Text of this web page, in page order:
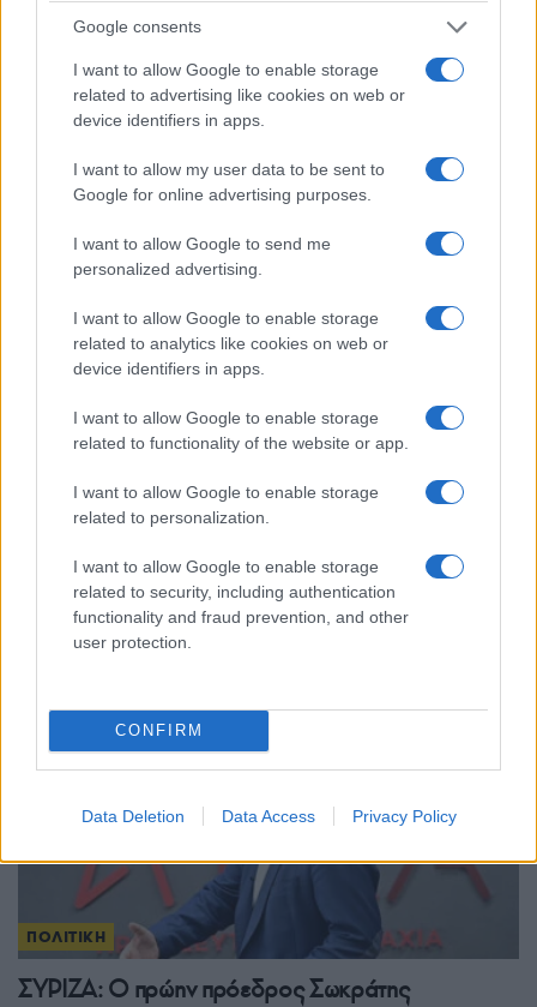
Google consents
I want to allow Google to enable storage
related to advertising like cookies on web or
device identifiers in apps.
I want to allow my user data to be sent to
Google for online advertising purposes.
I want to allow Google to send me
personalized advertising.
I want to allow Google to enable storage
related to analytics like cookies on web or
device identifiers in apps.
I want to allow Google to enable storage
related to functionality of the website or app.
I want to allow Google to enable storage
related to personalization.
I want to allow Google to enable storage
related to security, including authentication
functionality and fraud prevention, and other
user protection.
CONFIRM
Data Deletion Data Access Privacy Policy
ΠΟΛΙΤΙΚΗ
Άρθηκε η ασυλία της Ζωής Κωνσταντοπούλου –
«Δεν θα με απενεργοποιήσουν»
22/07/2026 - 6:20μμ
ΠΟΛΙΤΙΚΗ
Άρση ασυλίας για τον Μάριο Σαλμά – Βαριές
καταγγελίες κατά Γεωργιάδη
22/07/2026 - 4:28μμ
ΠΟΛΙΤΙΚΗ
ΣΥΡΙΖΑ: Ο πρώην πρόεδρος Σωκράτης